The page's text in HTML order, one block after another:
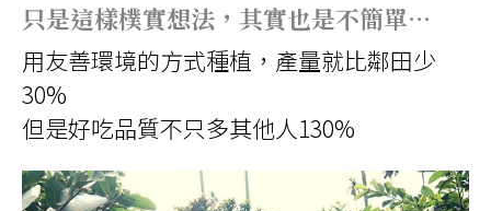
只是這樣樸實想法，其實也是不簡單…
用友善環境的方式種植，產量就比鄰田少
30%
但是好吃品質不只多其他人130%